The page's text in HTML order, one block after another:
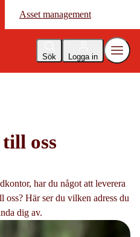
Asset management
Sök Logga in
Asset management
oss
har du något att leverera
Här ser du vilken adress du
dig av.